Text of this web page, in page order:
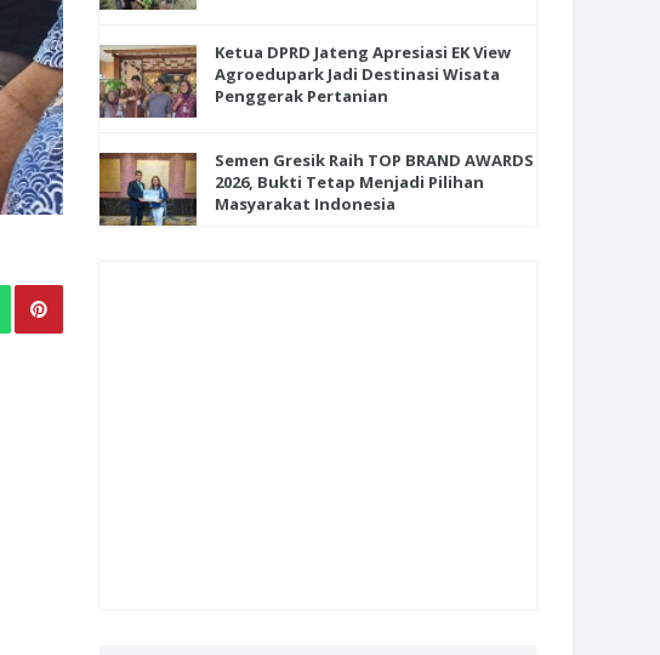
Ketua DPRD Jateng Apresiasi EK View
Agroedupark Jadi Destinasi Wisata
Penggerak Pertanian
Semen Gresik Raih TOP BRAND AWARDS
2026, Bukti Tetap Menjadi Pilihan
Masyarakat Indonesia